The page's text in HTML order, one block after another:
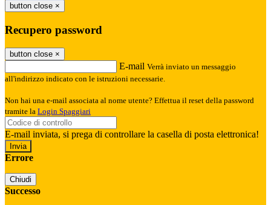
button close ×
Recupero password
button close ×
E-mail Verrà inviato un messaggio
all'indirizzo indicato con le istruzioni necessarie.
Non hai una e-mail associata al nome utente? Effettua il reset della password
tramite la Login Spaggiari
E-mail inviata, si prega di controllare la casella di posta elettronica!
Errore
Chiudi
Successo